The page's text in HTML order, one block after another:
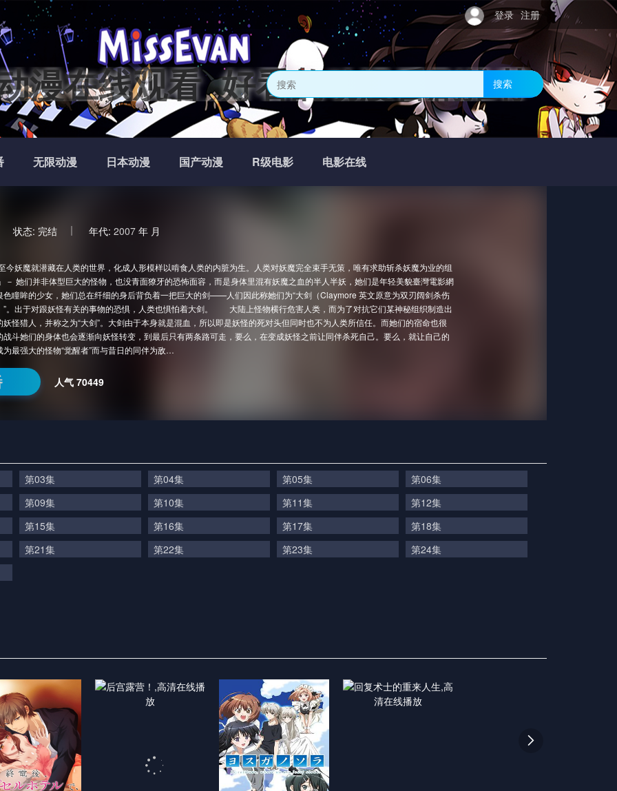
登录 注册
漫在线观看_好看的动漫番剧推荐
搜索
无限动漫 日本动漫 国产动漫 R级电影 电影在线
状态: 完结 年代: 2007 年 月
今妖魔就潜藏在人类的世界，化成人形模样以啃食人类的内脏为生。人类对妖魔完全束手无策，唯有求助斩杀妖魔为业的组
－ 她们并非体型巨大的怪物，也没青面獠牙的恐怖面容，而是身体里混有妖魔之血的半人半妖，她们是年轻美貌臺灣電影網
色瞳眸的少女，她们总在纤细的身后背负着一把巨大的剑——人们因此称她们为“大剑（Claymore 英文原意为双刃阔剑杀伤
”。出于对跟妖怪有关的事物的恐惧，人类也惧怕着大剑。 大陆上怪物横行危害人类，而为了对抗它们某神秘组织制造出
怪猎人，并称之为“大剑”。大剑由于本身就是混血，所以即是妖怪的死对头但同时也不为人类所信任。而她们的宿命也很
战斗她们的身体也会逐渐向妖怪转变，到最后只有两条路可走，要么，在变成妖怪之前让同伴杀死自己。要么，就让自己的
最强大的怪物“觉醒者”而与昔日的同伴为敌…
人气 70449
第03集 第04集 第05集
第06集
第09集
第10集 第11集
第12集
第15集
第16集 第17集
第18集
第21集
第22集 第23集 第24集
